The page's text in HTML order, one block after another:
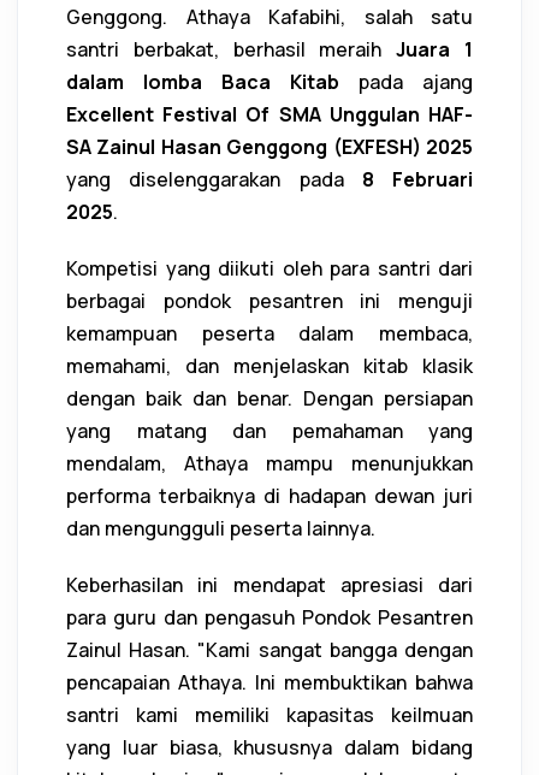
Genggong. Athaya Kafabihi, salah satu
santri berbakat, berhasil meraihJuara 1
dalam lomba Baca Kitab pada ajang
Excellent Festival Of SMA Unggulan HAF-
SA Zainul Hasan Genggong (EXFESH) 2025
yang diselenggarakan pada 8 Februari
2025.
Kompetisi yang diikuti oleh para santri dari
berbagai pondok pesantren ini menguji
kemampuan peserta dalam membaca,
memahami, dan menjelaskan kitab klasik
dengan baik dan benar. Dengan persiapan
yang matang dan pemahaman yang
mendalam, Athaya mampu menunjukkan
performa terbaiknya di hadapan dewan juri
dan mengungguli peserta lainnya.
Keberhasilan ini mendapat apresiasi dari
para guru dan pengasuh Pondok Pesantren
Zainul Hasan. "Kami sangat bangga dengan
pencapaian Athaya. Ini membuktikan bahwa
santri kami memiliki kapasitas keilmuan
yang luar biasa, khususnya dalam bidang